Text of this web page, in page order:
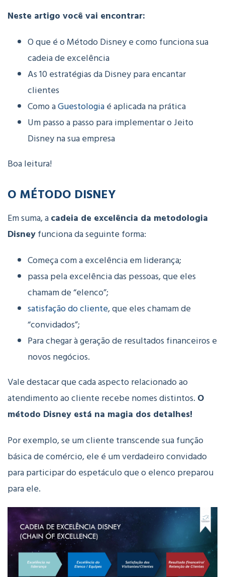
Neste artigo você vai encontrar:
O que é o Método Disney e como funciona sua
cadeia de excelência
As 10 estratégias da Disney para encantar
clientes
Como aGuestologiaé aplicada na prática
Um passo a passo para implementar o Jeito
Disney na sua empresa
Boa leitura!
O MÉTODO DISNEY
Em suma, acadeia de excelência da metodologia
Disneyfunciona da seguinte forma:
Começa com a excelência em liderança;
passa pela excelência das pessoas, que eles
chamam de “elenco”;
satisfação do cliente, que eles chamam de
“convidados”;
Para chegar à geração de resultados financeiros e
novos negócios.
Vale destacar que cada aspecto relacionado ao
atendimento ao cliente recebe nomes distintos. O
método Disney está na magia dos detalhes!
Por exemplo, se um cliente transcende sua função
básica de comércio, ele é um verdadeiro convidado
para participar do espetáculo que o elenco preparou
para ele.